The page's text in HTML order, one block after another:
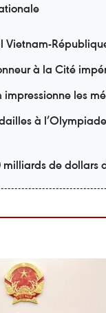
Vietnam-
à la Cité
les
à
de dollars